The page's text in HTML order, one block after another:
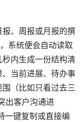
报、周报或月报的撰
系统便会自动读取
内生成一份结构清
当前进展、待办事
（比如只看过去三
出客户沟通进
一键复制或直接编